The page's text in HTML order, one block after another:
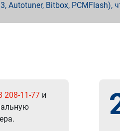
Autotuner, Bitbox,
208-11-77 и